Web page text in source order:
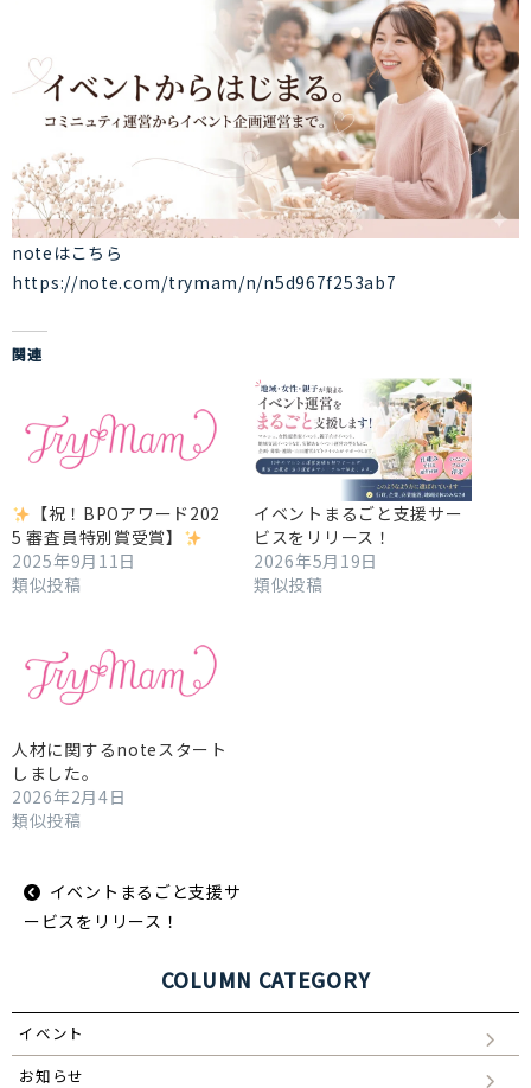
noteはこちら
https://note.com/trymam/n/n5d967f253ab7
関連
【祝！BPOアワード202
5 審査員特別賞受賞】
2025年9月11日
類似投稿
イベントまるごと支援サー
ビスをリリース！
2026年5月19日
類似投稿
人材に関するnoteスタート
しました。
2026年2月4日
類似投稿
稿
ビ
ョ
ン
イベントまるごと支援サ
ービスをリリース！
COLUMN CATEGORY
イベント
お知らせ